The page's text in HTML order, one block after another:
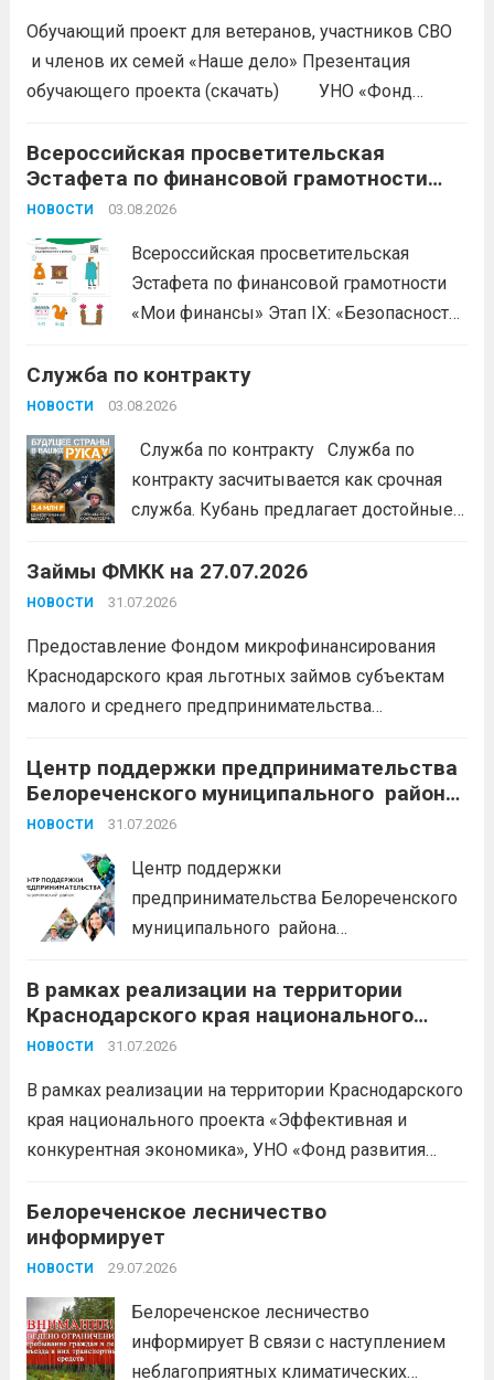
до 35); годность...
Обучающий проект для ветеранов, участников СВО
и членов их семей «Наше дело» Презентация
обучающего проекта (скачать) УНО «Фонд
продолжается прием заявок на бесплатное участие в
обучающем проекте «Наше дело». Обучение
ориентировано на ветеранов боевых...
Всероссийская просветительская
Эстафета по финансовой грамотности
«Мои финансы»
НОВОСТИ 03.08.2026
Всероссийская просветительская
Эстафета по финансовой грамотности
«Мои финансы» Этап IX: «Безопасность
портале: моифинансы.рф
#ЭстафетаМоиФинансы
Служба по контракту
НОВОСТИ 03.08.2026
Служба по контракту Служба по
контракту засчитывается как срочная
служба. Кубань предлагает достойные
защиту Отечества:
единовременно;
каникулы;
сохранение места...Читать
дальше
Займы ФМКК на 27.07.2026
НОВОСТИ 31.07.2026
Предоставление Фондом микрофинансирования
Краснодарского края льготных займов субъектам
малого и среднего предпринимательства
5 млн. рублей Срок от 7 мес. до 36 мес. Процентная
ставка 0,1- 8,15 % годовых Возможно установление
льготного периода...
Центр поддержки предпринимательства
Белореченского муниципального района
Краснодарского края приглашает на
НОВОСТИ 31.07.2026
Центр поддержки
предпринимательства Белореченского
муниципального района
БЕСПЛАТНЫЕ КОНСУЛЬТАЦИИ
Бухгалтерский учет и заполнение
деклараций; Трудовое
планирование и правовое обеспечение;
Микрозаймы для предпринимателей по
низким ставкам; Единый налоговый
+79892903917 Часы работы: 08:00-17:00
Ждем Вас...
В рамках реализации на территории
Краснодарского края национального
проекта «Эффективная и конкурентная
НОВОСТИ 31.07.2026
В рамках реализации на территории Краснодарского
края национального проекта «Эффективная и
конкурентная экономика», УНО «Фонд развития
доступных мерах поддержки субъектов малого и
среднего предпринимательства и граждан,
желающих вести бизнес.
Белореченское лесничество
информирует
НОВОСТИ 29.07.2026
Белореченское лесничество
информирует В связи с наступлением
неблагоприятных климатических